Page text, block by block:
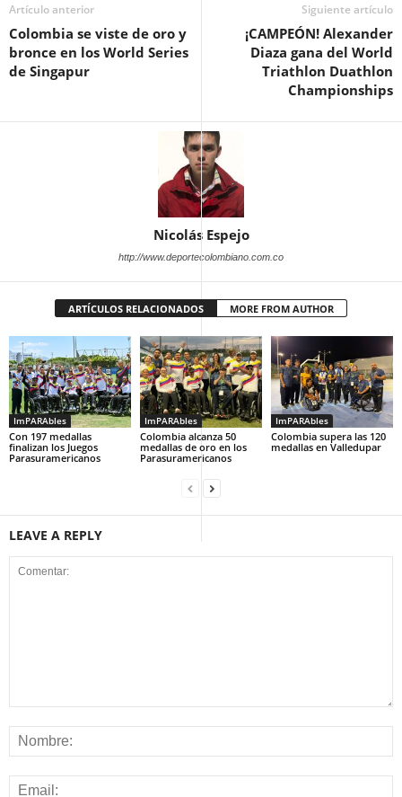
Artículo anterior
Colombia se viste de oro y
bronce en los World Series
de Singapur
Siguiente artículo
¡CAMPEÓN! Alexander
Diaza gana del World
Triathlon Duathlon
Championships
Nicolás Espejo
http://www.deportecolombiano.com.co
ARTÍCULOS RELACIONADOS MORE FROM AUTHOR
ImPARAbles
Con 197 medallas
finalizan los Juegos
Parasuramericanos
ImPARAbles
Colombia alcanza 50
medallas de oro en los
Parasuramericanos
ImPARAbles
Colombia supera las 120
medallas en Valledupar
LEAVE A REPLY